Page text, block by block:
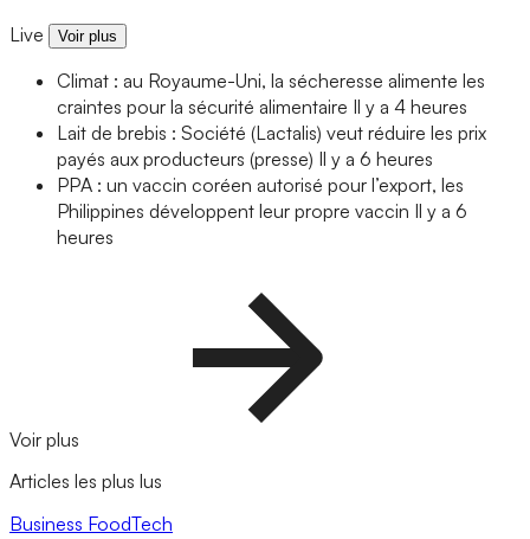
Live Voir plus
Climat : au Royaume-Uni, la sécheresse alimente les
craintes pour la sécurité alimentaire Il y a 4 heures
Lait de brebis : Société (Lactalis) veut réduire les prix
payés aux producteurs (presse) Il y a 6 heures
PPA : un vaccin coréen autorisé pour l’export, les
Philippines développent leur propre vaccin Il y a 6
heures
Voir plus
Articles les plus lus
Business FoodTech